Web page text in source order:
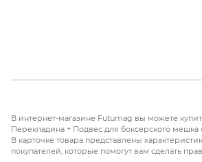
В интернет-магазине Futumag вы можете
Перекладина + Подвес для боксерского мешка
В карточке товара представлены
покупателей, которые помогут вам сделать